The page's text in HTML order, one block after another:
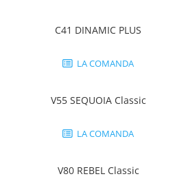
C41 DINAMIC PLUS
LA COMANDA
V55 SEQUOIA Classic
LA COMANDA
V80 REBEL Classic